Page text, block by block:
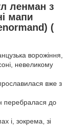
ленман з
мапи
(
ворожіння,
невеликому
вже з
перебралася до
і, зокрема, зі